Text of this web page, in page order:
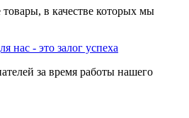
в качестве которых мы
нас - это залог успеха
за время работы нашего